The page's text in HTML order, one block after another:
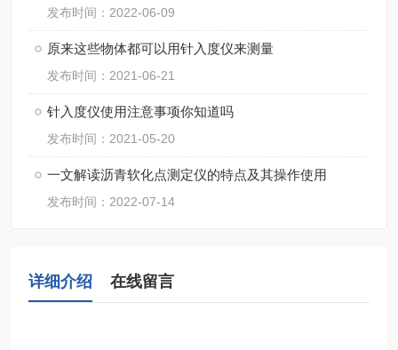
发布时间：2022-06-09
原来这些物体都可以用针入度仪来测量
发布时间：2021-06-21
针入度仪使用注意事项你知道吗
发布时间：2021-05-20
一文解读沥青软化点测定仪的特点及其操作使用
发布时间：2022-07-14
详细介绍 在线留言